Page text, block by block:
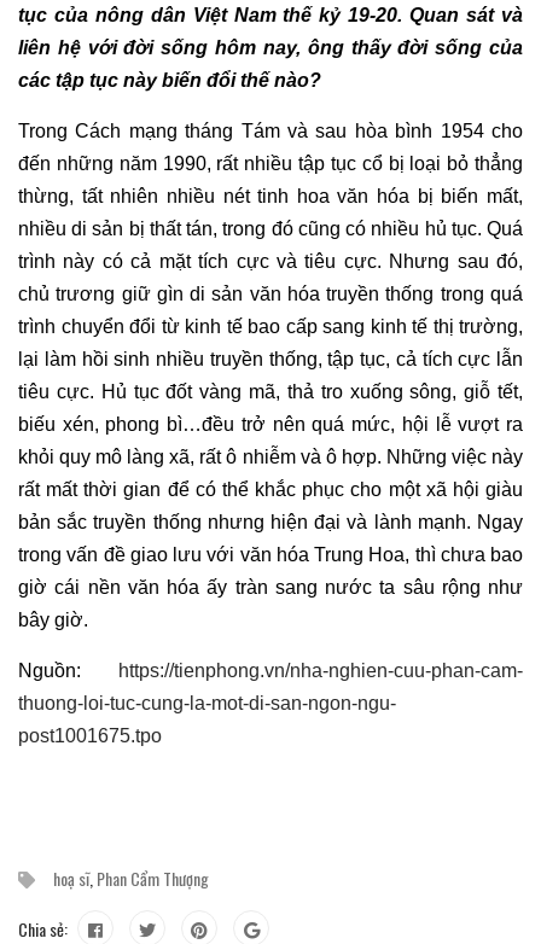
tục của nông dân Việt Nam thế kỷ 19-20. Quan sát và
liên hệ với đời sống hôm nay, ông thấy đời sống của
các tập tục này biến đổi thế nào?
Trong Cách mạng tháng Tám và sau hòa bình 1954 cho
đến những năm 1990, rất nhiều tập tục cổ bị loại bỏ thẳng
thừng, tất nhiên nhiều nét tinh hoa văn hóa bị biến mất,
nhiều di sản bị thất tán, trong đó cũng có nhiều hủ tục. Quá
trình này có cả mặt tích cực và tiêu cực. Nhưng sau đó,
chủ trương giữ gìn di sản văn hóa truyền thống trong quá
trình chuyển đổi từ kinh tế bao cấp sang kinh tế thị trường,
lại làm hồi sinh nhiều truyền thống, tập tục, cả tích cực lẫn
tiêu cực. Hủ tục đốt vàng mã, thả tro xuống sông, giỗ tết,
biếu xén, phong bì…đều trở nên quá mức, hội lễ vượt ra
khỏi quy mô làng xã, rất ô nhiễm và ô hợp. Những việc này
rất mất thời gian để có thể khắc phục cho một xã hội giàu
bản sắc truyền thống nhưng hiện đại và lành mạnh. Ngay
trong vấn đề giao lưu với văn hóa Trung Hoa, thì chưa bao
giờ cái nền văn hóa ấy tràn sang nước ta sâu rộng như
bây giờ.
Nguồn:
https://tienphong.vn/nha-nghien-cuu-phan-cam-
thuong-loi-tuc-cung-la-mot-di-san-ngon-ngu-
post1001675.tpo
hoạ sĩ, Phan Cẩm Thượng
Chia sẻ: